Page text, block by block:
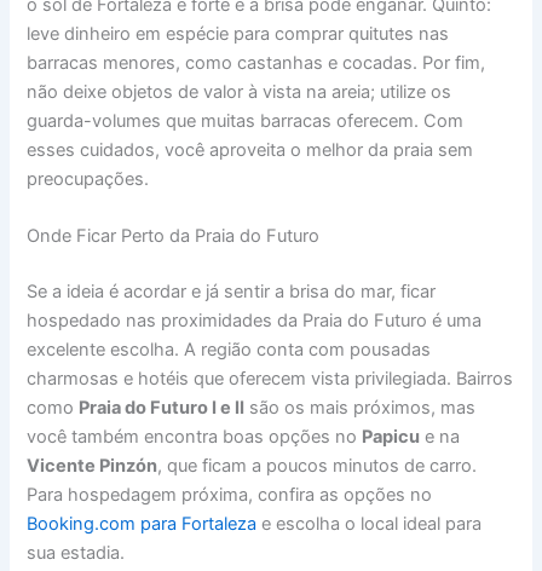
leve dinheiro em espécie para comprar quitutes nas
barracas menores, como castanhas e cocadas. Por fim,
não deixe objetos de valor à vista na areia; utilize os
guarda-volumes que muitas barracas oferecem. Com
esses cuidados, você aproveita o melhor da praia sem
preocupações.
Onde Ficar Perto da Praia do Futuro
Se a ideia é acordar e já sentir a brisa do mar, ficar
hospedado nas proximidades da Praia do Futuro é uma
excelente escolha. A região conta com pousadas
charmosas e hotéis que oferecem vista privilegiada. Bairros
como Praia do Futuro I e II são os mais próximos, mas
você também encontra boas opções no Papicu e na
Vicente Pinzón, que ficam a poucos minutos de carro.
Para hospedagem próxima, confira as opções no
Booking.com para Fortaleza e escolha o local ideal para
sua estadia.